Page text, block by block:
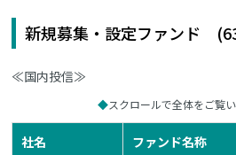
新規募集・設定ファンド
≪国内投信≫
スクロールで全体をご覧い
社名 ファンド名称